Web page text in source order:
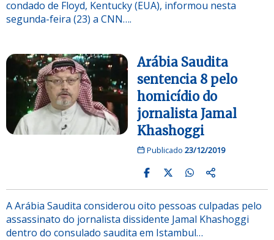
condado de Floyd, Kentucky (EUA), informou nesta
segunda-feira (23) a CNN….
Arábia Saudita
sentencia 8 pelo
homicídio do
jornalista Jamal
Khashoggi
Publicado 23/12/2019
A Arábia Saudita considerou oito pessoas culpadas pelo
assassinato do jornalista dissidente Jamal Khashoggi
dentro do consulado saudita em Istambul…